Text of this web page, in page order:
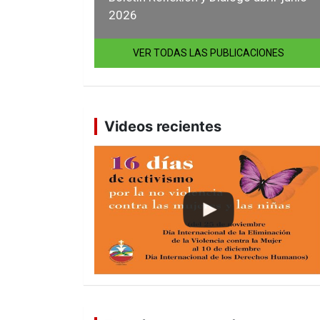
2026
VER TODAS LAS PUBLICACIONES
Videos recientes